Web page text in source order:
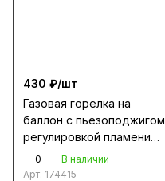
430 ₽/шт
Газовая горелка на
баллон с пьезоподжигом
регулировкой пламени
цанговое соединение
55584
0
В наличии
Арт. 174415